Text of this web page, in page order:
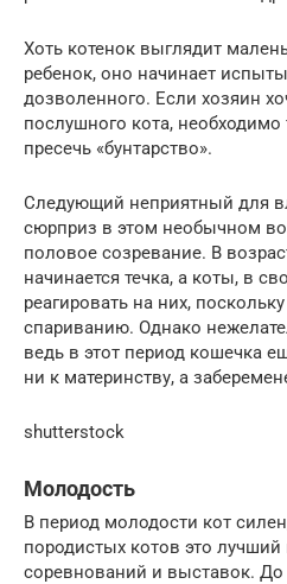
Хоть котенок выглядит
ребенок, оно начинает
дозволенного. Если хозяин
послушного кота,
пресечь «бунтарство».
Следующий неприятный для
сюрприз в этом необычном
половое созревание. В
начинается течка, а коты, в
реагировать на них,
спариванию. Однако
ведь в этот период кошечка
ни к материнству, а
shutterstock
Молодость
В период молодости кот
породистых котов это
соревнований и выставок.